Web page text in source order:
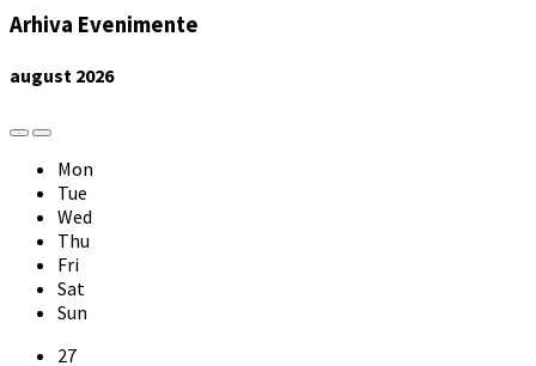
Arhiva Evenimente
august 2026
Previous
Month
Next
Month
Mon
Tue
Wed
Thu
Fri
Sat
Sun
Skip
27